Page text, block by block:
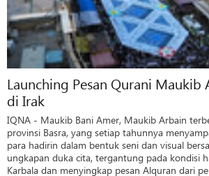
Launching Pesan Qurani Maukib
di Irak
IQNA - Maukib Bani Amer, Maukib Arbain
provinsi Basra, yang setiap tahunnya
para hadirin dalam bentuk seni dan visual
ungkapan duka cita, tergantung pada kondisi
Karbala dan menyingkap pesan Alquran dari